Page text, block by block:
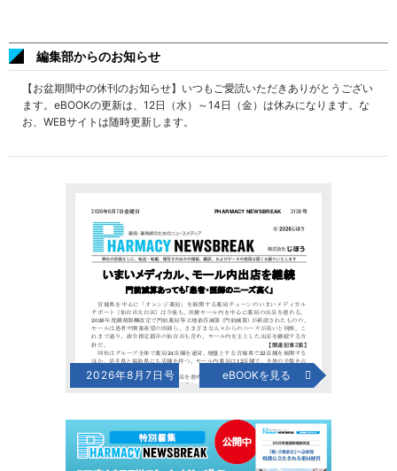
編集部からのお知らせ
【お盆期間中の休刊のお知らせ】いつもご愛読いただきありがとうござい
ます。eBOOKの更新は、12日（水）～14日（金）は休みになります。な
お、WEBサイトは随時更新します。
2026年8月7日号 eBOOKを見る